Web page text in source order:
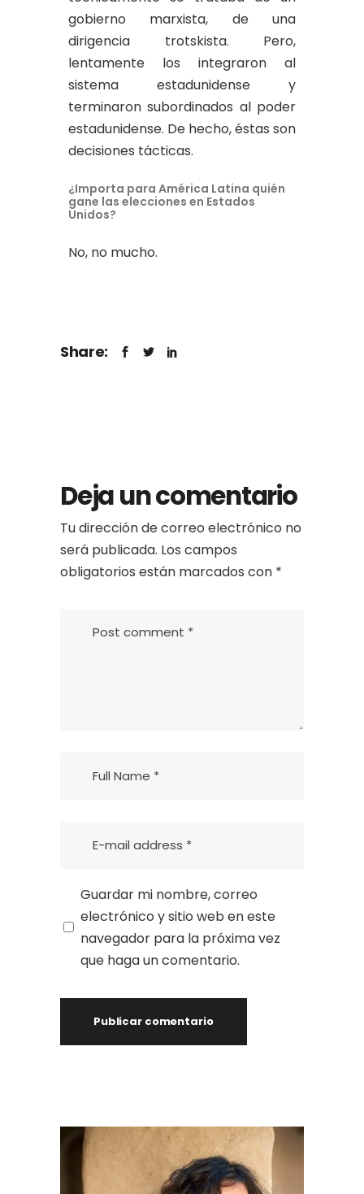
gobierno marxista, de una
dirigencia trotskista. Pero,
lentamente los integraron al
sistema estadunidense y
terminaron subordinados al poder
estadunidense. De hecho, éstas son
decisiones tácticas.
¿Importa para América Latina quién
gane las elecciones en Estados
Unidos?
No, no mucho.
Share:
Deja un comentario
Tu dirección de correo electrónico no
será publicada. Los campos
obligatorios están marcados con *
Guardar mi nombre, correo
electrónico y sitio web en este
navegador para la próxima vez
que haga un comentario.